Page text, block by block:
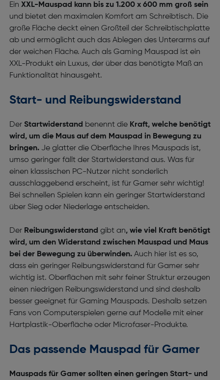
Ein XXL-Mauspad kann bis zu 1.200 x 600 mm groß sein
und bietet den maximalen Komfort am Schreibtisch. Die
große Fläche deckt einen Großteil der Schreibtischplatte
ab und ermöglicht auch das Ablegen des Unterarms auf
der weichen Fläche. Auch als Gaming Mauspad ist ein
XXL-Produkt ein Luxus, der über das benötigte Maß an
Funktionalität hinausgeht.
Start- und Reibungswiderstand
Der Startwiderstand benennt die Kraft, welche benötigt
wird, um die Maus auf dem Mauspad in Bewegung zu
bringen. Je glatter die Oberfläche Ihres Mauspads ist,
umso geringer fällt der Startwiderstand aus. Was für
einen klassischen PC-Nutzer nicht sonderlich
ausschlaggebend erscheint, ist für Gamer sehr wichtig!
Bei schnellen Spielen kann ein geringer Startwiderstand
über Sieg oder Niederlage entscheiden.
Der Reibungswiderstand gibt an, wie viel Kraft benötigt
wird, um den Widerstand zwischen Mauspad und Maus
bei der Bewegung zu überwinden.Auch hier ist es so,
dass ein geringer Reibungswiderstand für Gamer sehr
wichtig ist. Oberflächen mit sehr feiner Struktur erzeugen
einen niedrigen Reibungswiderstand und sind deshalb
besser geeignet für Gaming Mauspads. Deshalb setzen
Fans von Computerspielen gerne auf Modelle mit einer
Hartplastik-Oberfläche oder Microfaser-Produkte.
Das passende Mauspad für Gamer
Mauspads für Gamer sollten einen geringen Start- und